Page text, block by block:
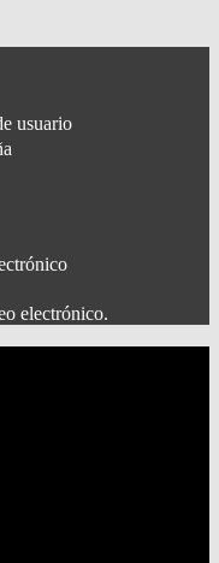
usuario
electrónico.